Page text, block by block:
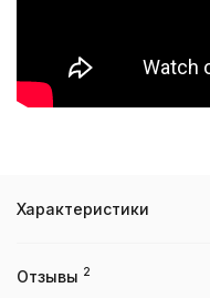
Характеристики
Отзывы 2